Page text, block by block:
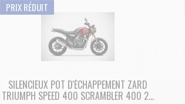
PRIX RÉDUIT
SILENCIEUX POT D'ÉCHAPPEMENT ZARD
TRIUMPH SPEED 400 SCRAMBLER 400 2...